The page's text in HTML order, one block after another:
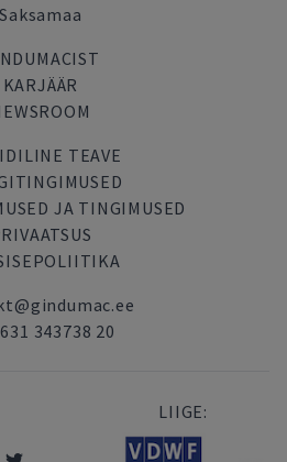
Saksamaa
KARJÄÄR
TEAVE
JA TINGIMUSED
343738 20
LIIGE: